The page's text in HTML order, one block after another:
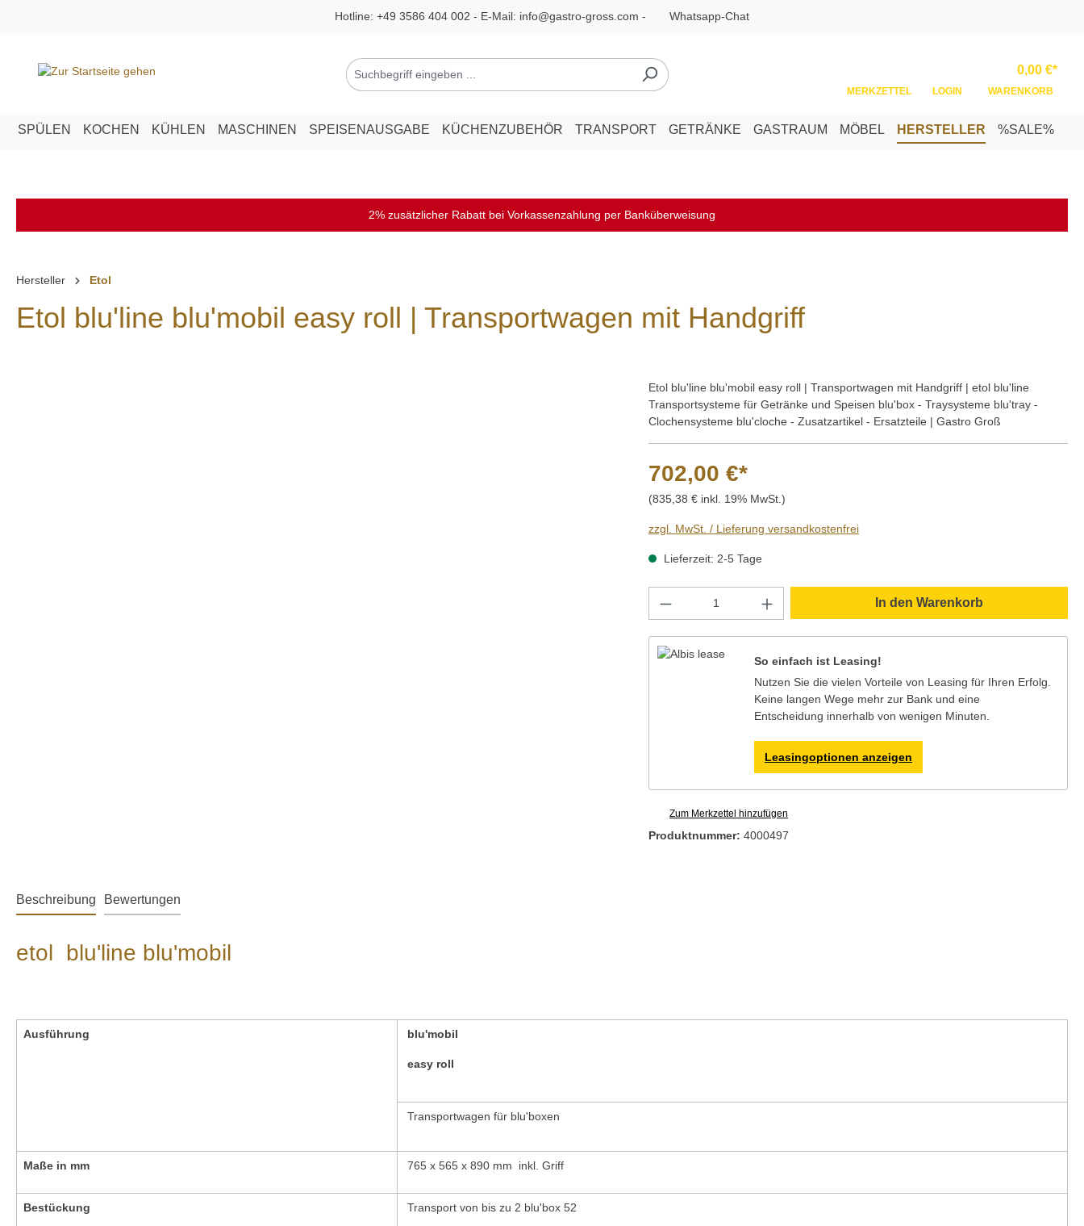
Hotline: +49 3586 404 002 - E-Mail: info@gastro-gross.com - Whatsapp-Chat
MERKZETTEL LOGIN
0,00 €*
WARENKORB
SPÜLEN KOCHEN KÜHLEN MASCHINEN SPEISENAUSGABE KÜCHENZUBEHÖR TRANSPORT GETRÄNKE GASTRAUM MÖBEL HERSTELLER %SALE%
2% zusätzlicher Rabatt bei Vorkassenzahlung per Banküberweisung
Hersteller Etol
Etol blu'line blu'mobil easy roll | Transportwagen mit Handgriff
Etol blu'line blu'mobil easy roll | Transportwagen mit Handgriff | etol blu'line
Transportsysteme für Getränke und Speisen blu'box - Traysysteme blu'tray -
Clochensysteme blu'cloche - Zusatzartikel - Ersatzteile | Gastro Groß
702,00 €*
(835,38 € inkl. 19% MwSt.)
zzgl. MwSt. / Lieferung versandkostenfrei
Lieferzeit: 2-5 Tage
Produkt Anzahl: Gib den gewünschten Wert ein
In den Warenkorb
So einfach ist Leasing!
Nutzen Sie die vielen Vorteile von Leasing für Ihren Erfolg.
Keine langen Wege mehr zur Bank und eine
Entscheidung innerhalb von wenigen Minuten.
Leasingoptionen anzeigen
Zum Merkzettel hinzufügen
Produktnummer: 4000497
Beschreibung Bewertungen
etol blu'line blu'mobil
Ausführung blu'mobil
easy roll
Transportwagen für blu'boxen
Maße in mm 765 x 565 x 890 mm inkl. Griff
Bestückung Transport von bis zu 2 blu'box 52